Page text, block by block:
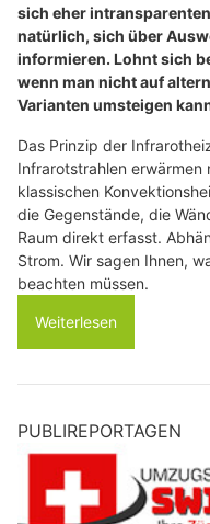
sich eher
natürlich, sich über
informieren. Lohnt sich
wenn man nicht auf
Varianten umsteigen
Das Prinzip der
Infrarotstrahlen
klassischen
die Gegenstände, die
Raum direkt erfasst.
Strom. Wir sagen Ihnen,
beachten müssen.
Weiterlesen
PUBLIREPORTAGEN